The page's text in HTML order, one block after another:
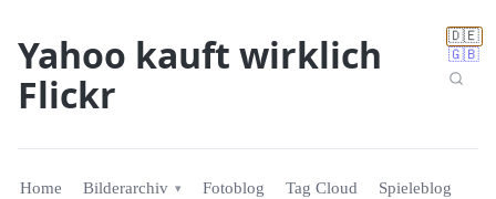
🇩🇪
🇬🇧
Yahoo kauft wirklich
Flickr
Home Bilderarchiv Fotoblog Tag Cloud Spieleblog